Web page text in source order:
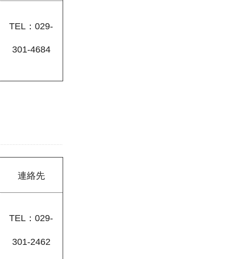
TEL：029-
301-4684
連絡先
TEL：029-
301-2462